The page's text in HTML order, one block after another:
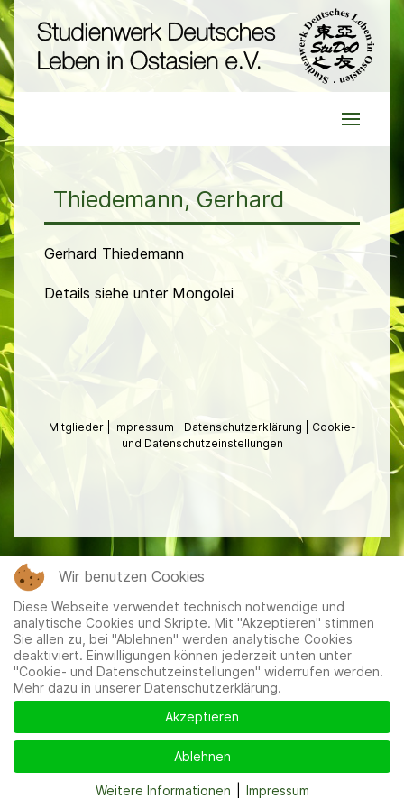
Thiedemann, Gerhard
Gerhard Thiedemann
Details siehe unter Mongolei
Mitglieder Impressum Datenschutzerklärung
Cookie-
und Datenschutzeinstellungen
Wir benutzen Cookies
Diese Webseite verwendet technisch notwendige und
analytische Cookies und Skripte. Mit "Akzeptieren" stimmen
Sie allen zu, bei "Ablehnen" werden analytische Cookies
deaktiviert. Einwilligungen können jederzeit unten unter
"Cookie- und Datenschutzeinstellungen" widerrufen werden.
Mehr dazu in unserer Datenschutzerklärung.
Akzeptieren
Ablehnen
Weitere Informationen Impressum